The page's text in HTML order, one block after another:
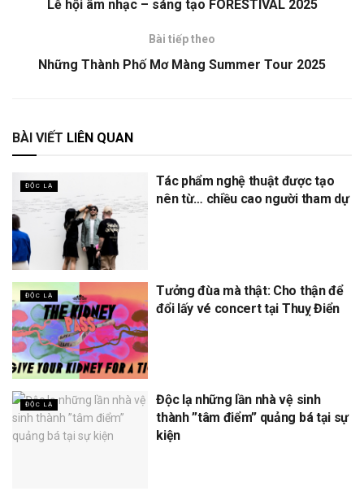
Lễ hội âm nhạc – sáng tạo FORESTIVAL 2025
Bài tiếp theo
Những Thành Phố Mơ Màng Summer Tour 2025
BÀI VIẾT LIÊN QUAN
ĐỘC LẠ
Tác phẩm nghệ thuật được tạo
nên từ… chiều cao người tham dự
ĐỘC LẠ
Tưởng đùa mà thật: Cho thận để
đổi lấy vé concert tại Thuỵ Điển
ĐỘC LẠ
Độc lạ những lần nhà vệ sinh
thành ”tâm điểm” quảng bá tại sự
kiện